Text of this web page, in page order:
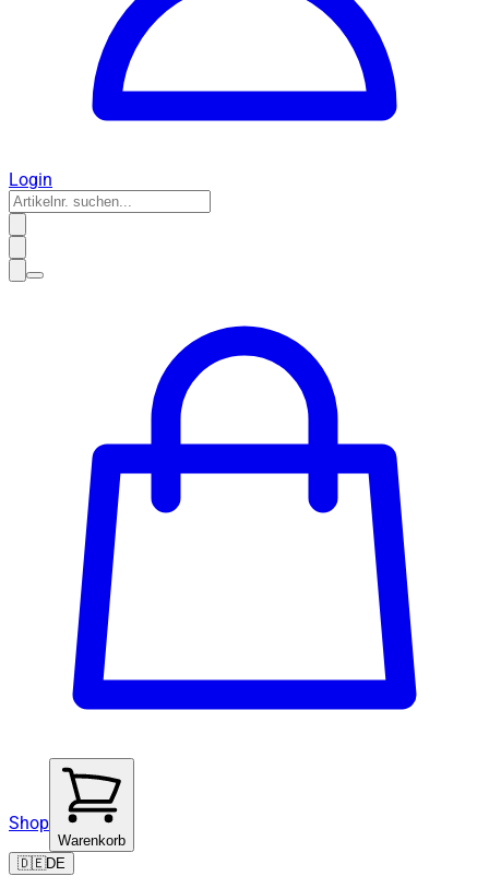
Login
Shop
Warenkorb
🇩🇪DE